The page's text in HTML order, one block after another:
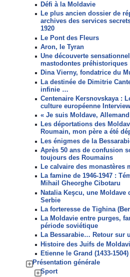
Défi à la Moldavie
Le plus ancien dossier de
archives des services
1920
Le Pont des Fleurs
Aron, le Tyran
Une découverte
mastodontes préhistoriques
Dina Vierny, fondatrice du
La destinée de Dimitrie
infinie …
Centenaire Kersnovskaya :
culture européenne
« Je suis Moldave,
Les déportations des
Roumain, mon père a été
Les énigmes de la
Après 50 ans de confusion
toujours des Roumains
Le calvaire des monastères
La famine de 1946-1947 :
Mihail Gheorghe Cibotaru
Natalia Keşcu, une Moldave
Serbie
La forteresse de Tighina
La Moldavie entre purges,
période soviétique
La Bessarabie… Retour sur
Histoire des Juifs de
Etienne le Grand (1433-1504)
Présentation générale
Sport